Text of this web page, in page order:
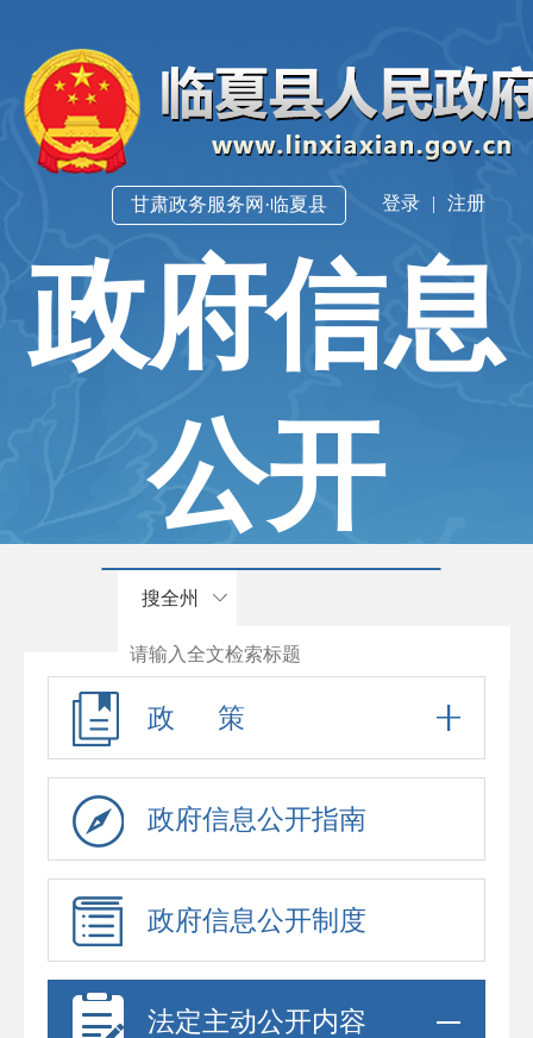
登录 | 注册
甘肃政务服务网·临夏县
政府信息
公开
搜全州
政 策
政府信息公开指南
政府信息公开制度
法定主动公开内容